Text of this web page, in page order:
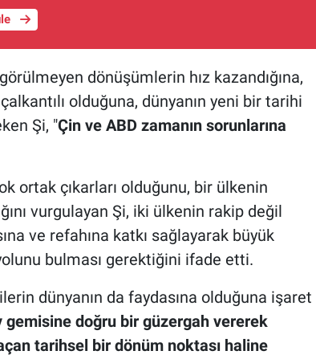
dönüşümlerin hız kazandığına,
olduğuna, dünyanın yeni bir tarihi
Şi, "Çin ve ABD zamanın sorunlarına
ortak çıkarları olduğunu, bir ülkenin
vurgulayan Şi, iki ülkenin rakip değil
ve refahına katkı sağlayarak büyük
bulması gerektiğini ifade etti.
dünyanın da faydasına olduğuna işaret
doğru bir güzergah vererek
tarihsel bir dönüm noktası haline